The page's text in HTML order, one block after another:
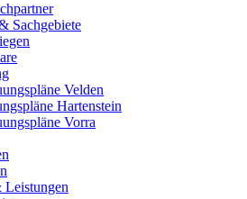
Sachgebiete
Velden
Hartenstein
Vorra